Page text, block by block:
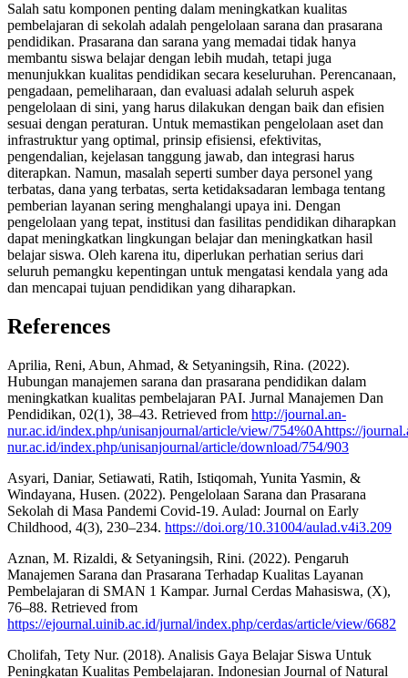
Salah satu komponen penting dalam meningkatkan kualitas
pembelajaran di sekolah adalah pengelolaan sarana dan prasarana
pendidikan. Prasarana dan sarana yang memadai tidak hanya
membantu siswa belajar dengan lebih mudah, tetapi juga
menunjukkan kualitas pendidikan secara keseluruhan. Perencanaan,
pengadaan, pemeliharaan, dan evaluasi adalah seluruh aspek
pengelolaan di sini, yang harus dilakukan dengan baik dan efisien
sesuai dengan peraturan. Untuk memastikan pengelolaan aset dan
infrastruktur yang optimal, prinsip efisiensi, efektivitas,
pengendalian, kejelasan tanggung jawab, dan integrasi harus
diterapkan. Namun, masalah seperti sumber daya personel yang
terbatas, dana yang terbatas, serta ketidaksadaran lembaga tentang
pemberian layanan sering menghalangi upaya ini. Dengan
pengelolaan yang tepat, institusi dan fasilitas pendidikan diharapkan
dapat meningkatkan lingkungan belajar dan meningkatkan hasil
belajar siswa. Oleh karena itu, diperlukan perhatian serius dari
seluruh pemangku kepentingan untuk mengatasi kendala yang ada
dan mencapai tujuan pendidikan yang diharapkan.
References
Aprilia, Reni, Abun, Ahmad, & Setyaningsih, Rina. (2022).
Hubungan manajemen sarana dan prasarana pendidikan dalam
meningkatkan kualitas pembelajaran PAI. Jurnal Manajemen Dan
Pendidikan, 02(1), 38–43. Retrieved from http://journal.an-
nur.ac.id/index.php/unisanjournal/article/view/754%0Ahttps://
nur.ac.id/index.php/unisanjournal/article/download/754/903
Asyari, Daniar, Setiawati, Ratih, Istiqomah, Yunita Yasmin, &
Windayana, Husen. (2022). Pengelolaan Sarana dan Prasarana
Sekolah di Masa Pandemi Covid-19. Aulad: Journal on Early
Childhood, 4(3), 230–234. https://doi.org/10.31004/aulad.v4i3.209
Aznan, M. Rizaldi, & Setyaningsih, Rini. (2022). Pengaruh
Manajemen Sarana dan Prasarana Terhadap Kualitas Layanan
Pembelajaran di SMAN 1 Kampar. Jurnal Cerdas Mahasiswa, (X),
76–88. Retrieved from
https://ejournal.uinib.ac.id/jurnal/index.php/cerdas/article/view/6682
Cholifah, Tety Nur. (2018). Analisis Gaya Belajar Siswa Untuk
Peningkatan Kualitas Pembelajaran. Indonesian Journal of Natural